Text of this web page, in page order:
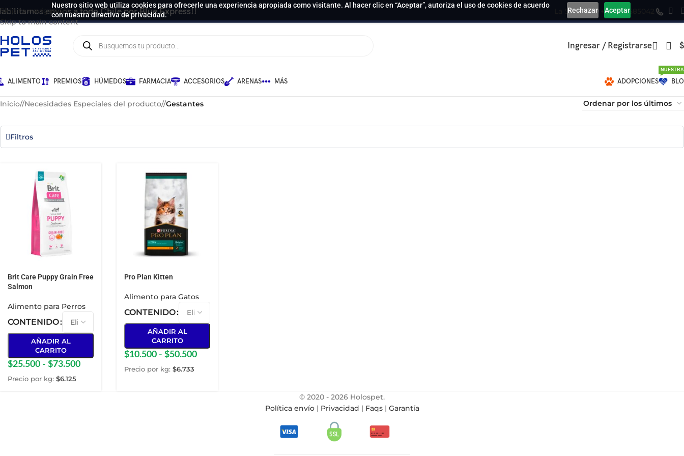
Nuestro sitio web utiliza cookies para ofrecerle una experiencia apropiada como visitante. Al hacer clic en “Aceptar”, autoriza el uso de cookies de acuerdo
con nuestra directiva de privacidad.
Rechazar Aceptar
Skip to navigation
Skip to main content
envíos a todo Chile por Blue Express!! La Serena +569 39585042
Ingresar / Registrarse $
ALIMENTO PREMIOS HÚMEDOS FARMACIA ACCESORIOS ARENAS MÁS ADOPCIONES
Inicio/ Necesidades Especiales del producto/ Gestantes
Filtros
Brit Care Puppy Grain Free
Salmon
Alimento para Perros
CONTENIDO
AÑADIR AL
CARRITO
$25.500 - $73.500
Precio por kg: $6.125
Pro Plan Kitten
Alimento para Gatos
CONTENIDO
AÑADIR AL
CARRITO
$10.500 - $50.500
Precio por kg: $6.733
© 2020 - 2026 Holospet.
Política envío| Privacidad | Faqs| Garantía